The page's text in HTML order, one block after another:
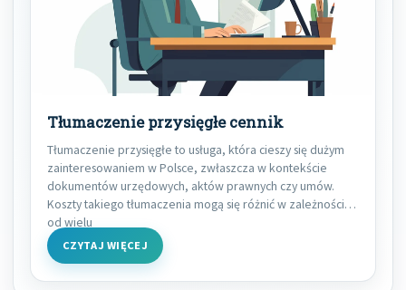
Tłumaczenie przysięgłe cennik
Tłumaczenie przysięgłe to usługa, która cieszy się dużym
zainteresowaniem w Polsce, zwłaszcza w kontekście
dokumentów urzędowych, aktów prawnych czy umów.
Koszty takiego tłumaczenia mogą się różnić w zależności
od wielu
CZYTAJ WIĘCEJ